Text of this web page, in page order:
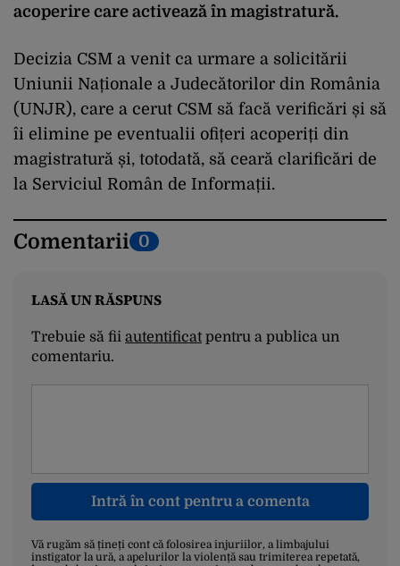
acoperire care activează în magistratură.
Decizia CSM a venit ca urmare a solicitării
Uniunii Naționale a Judecătorilor din România
(UNJR), care a cerut CSM să facă verificări și să
îi elimine pe eventualii ofițeri acoperiți din
magistratură și, totodată, să ceară clarificări de
la Serviciul Român de Informații.
Comentarii 0
LASĂ UN RĂSPUNS
Trebuie să fii autentificatpentru a publica un
comentariu.
Intră în cont pentru a comenta
Vă rugăm să țineți cont că folosirea injuriilor, a limbajului
instigator la ură, a apelurilor la violență sau trimiterea repetată,